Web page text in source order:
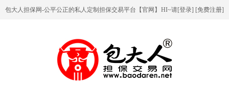
包大人担保网-公平公正的私人定制担保交易平台【官网】 HI~请[登录] [免费注册]